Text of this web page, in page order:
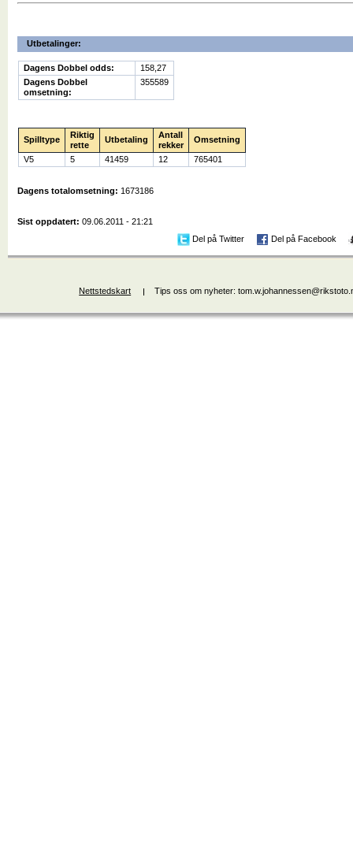
Utbetalinger:
Dagens Dobbel odds:
158,27
Dagens Dobbel
omsetning:
355589
Spilltype
Riktig
rette
Utbetaling
Antall
rekker
Omsetning
V5 5 41459 12 765401
Dagens totalomsetning:1673186
Sist oppdatert:09.06.2011 - 21:21
Del på Twitter
Del på Facebook
Nettstedskart Tips oss om nyheter: